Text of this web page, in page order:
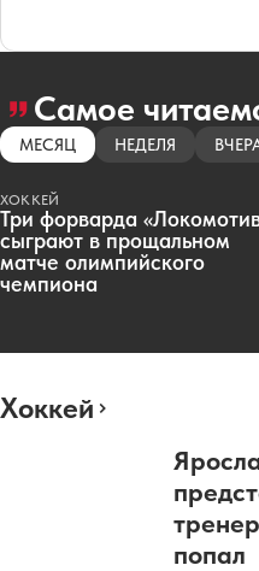
Самое
МЕСЯЦ НЕДЕЛЯ
ХОККЕЙ
Три форварда
сыграют в прощальном
матче олимпийского
чемпиона
Хоккей
попал